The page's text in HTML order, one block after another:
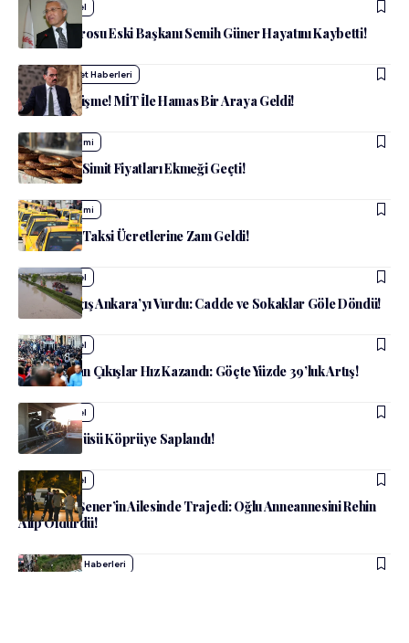
admin Güncel
Ankara Barosu Eski Başkanı Semih Güner Hayatını Kaybetti!
admin Siyaset Haberleri
Kritik Görüşme! MİT İle Hamas Bir Araya Geldi!
admin Ekonomi
Ankara’da Simit Fiyatları Ekmeği Geçti!
admin Ekonomi
Ankara’da Taksi Ücretlerine Zam Geldi!
admin Güncel
Şiddetli Yağış Ankara’yı Vurdu: Cadde ve Sokaklar Göle Döndü!
admin Güncel
İstanbul’dan Çıkışlar Hız Kazandı: Göçte Yüzde 39’luk Artış!
admin Güncel
Yolcu Otobüsü Köprüye Saplandı!
admin Güncel
Abdüllatif Şener’in Ailesinde Trajedi: Oğlu Anneannesini Rehin
Alıp Öldürdü!
admin Yaşam Haberleri